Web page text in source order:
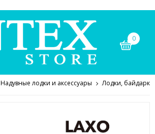
0
Надувные лодки и аксессуары Лодки,